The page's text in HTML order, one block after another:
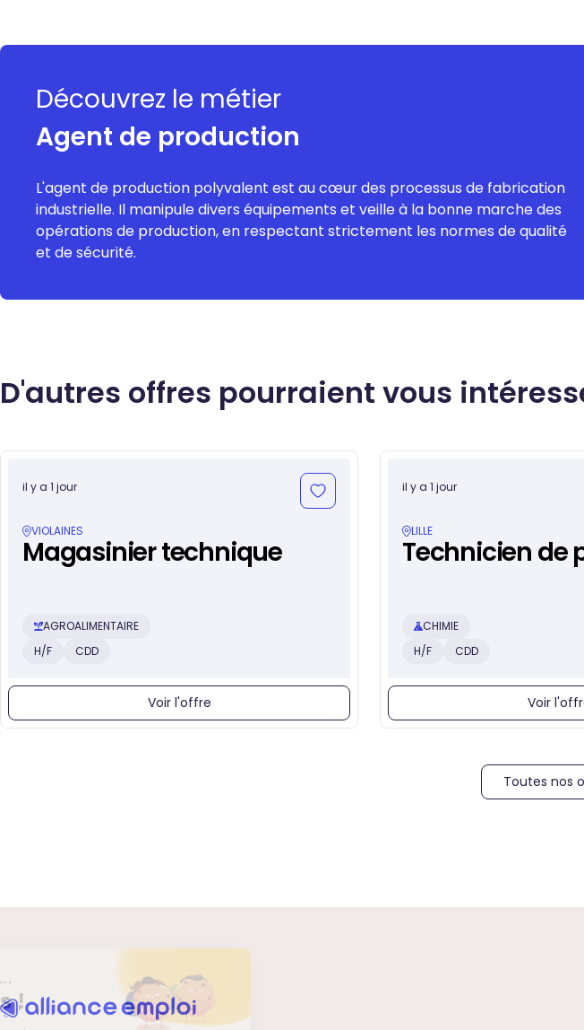
Salut c'est nous...
les Cookies !
Découvrez le métier
Agent de production
L'agent de production polyvalent est au cœur des processus de fabrication
industrielle. Il manipule divers équipements et veille à la bonne marche des
opérations de production, en respectant strictement les normes de qualité
et de sécurité.
D'autres offres pourraient vous
il y a 1 jour
VIOLAINES
Magasinier technique
AGROALIMENTAIRE
H/F
CDD
Voir l'offre
il y a 1 jour
LILLE
Technicien de
CHIMIE
H/F
CDD
Voir
Toutes nos